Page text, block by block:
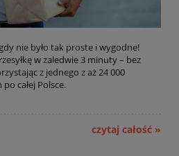
nie było tak proste i wygodne!
w zaledwie 3 minuty – bez
z jednego z aż 24 000
całej Polsce.
czytaj całość »